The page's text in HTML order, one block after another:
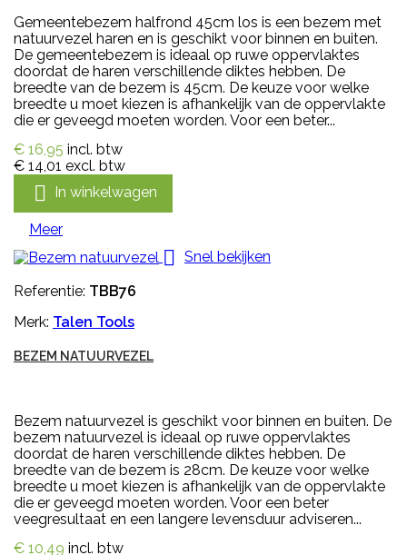
Gemeentebezem halfrond 45cm los is een bezem met
natuurvezel haren en is geschikt voor binnen en buiten.
De gemeentebezem is ideaal op ruwe oppervlaktes
doordat de haren verschillende diktes hebben. De
breedte van de bezem is 45cm. De keuze voor welke
breedte u moet kiezen is afhankelijk van de oppervlakte
die er geveegd moeten worden. Voor een beter...
€ 16,95 incl. btw
€ 14,01 excl. btw
 In winkelwagen
Meer
 Snel bekijken
Referentie: TBB76
Merk: Talen Tools
BEZEM NATUURVEZEL
Bezem natuurvezel is geschikt voor binnen en buiten. De
bezem natuurvezel is ideaal op ruwe oppervlaktes
doordat de haren verschillende diktes hebben. De
breedte van de bezem is 28cm. De keuze voor welke
breedte u moet kiezen is afhankelijk van de oppervlakte
die er geveegd moeten worden. Voor een beter
veegresultaat en een langere levensduur adviseren...
€ 10,49 incl. btw